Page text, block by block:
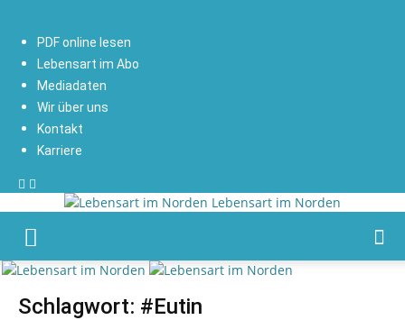
PDF online lesen
Lebensart im Abo
Mediadaten
Wir über uns
Kontakt
Karriere
Lebensart im Norden
Schlagwort: #Eutin